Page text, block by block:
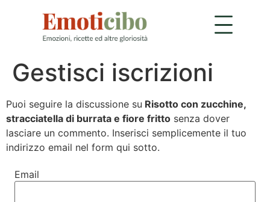
Gestisci iscrizioni
Puoi seguire la discussione su Risotto con zucchine,
stracciatella di burrata e fiore fritto senza dover
lasciare un commento. Inserisci semplicemente il tuo
indirizzo email nel form qui sotto.
Email